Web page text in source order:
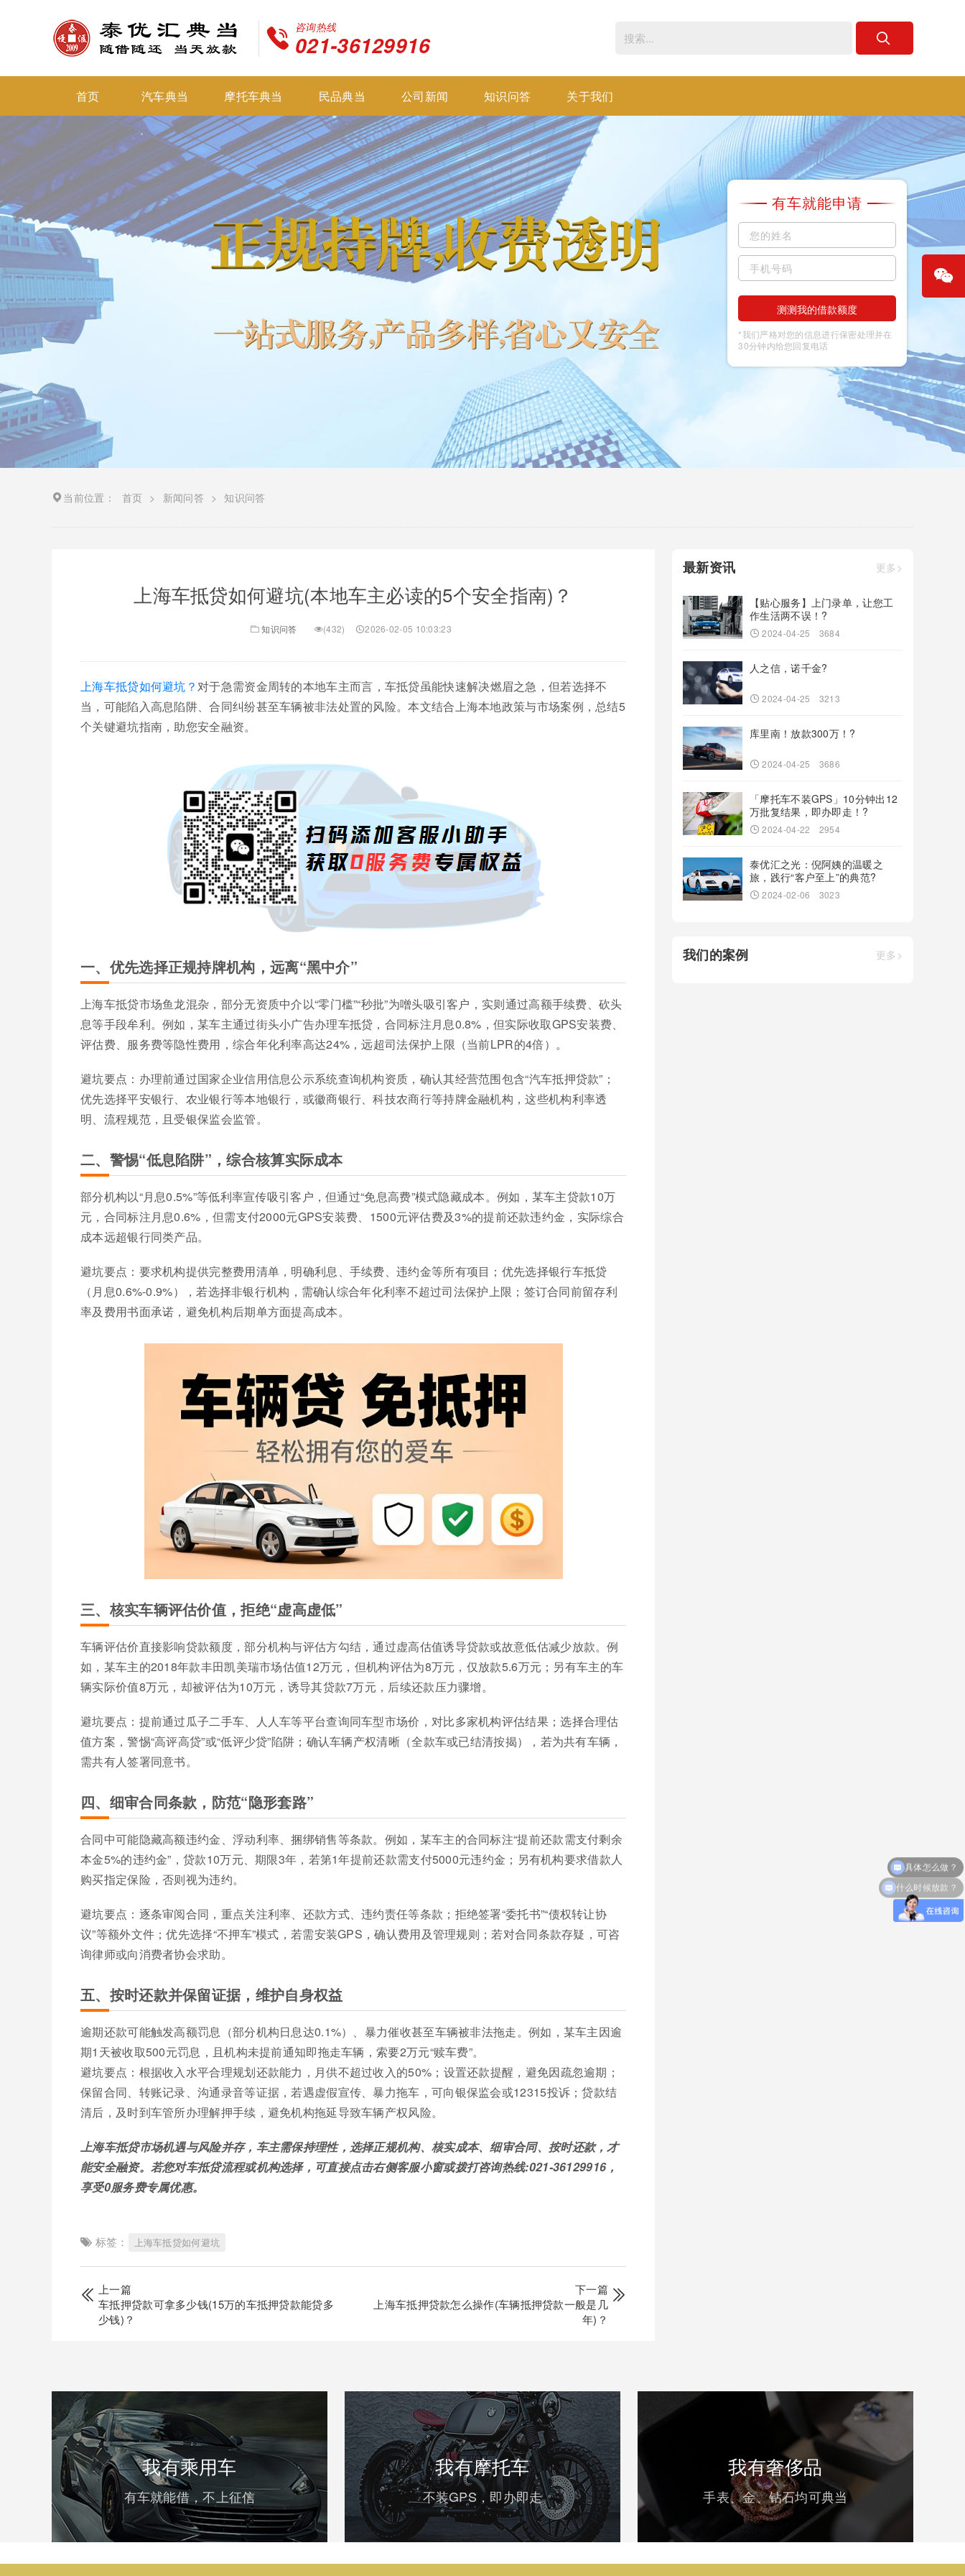
咨询热线
021-36129916
首页 汽车典当 摩托车典当 民品典当 公司新闻 知识问答 关于我们
有车就能申请
测测我的借款额度
*我们严格对您的信息进行保密处理并在
30分钟内给您回复电话
当前位置： 首页 > 新闻问答 > 知识问答
上海车抵贷如何避坑(本地车主必读的5个安全指南)？
知识问答 (432) 2026-02-05 10:03:23
上海车抵贷如何避坑？对于急需资金周转的本地车主而言，车抵贷虽能快速解决燃眉之急，但若选择不
当，可能陷入高息陷阱、合同纠纷甚至车辆被非法处置的风险。本文结合上海本地政策与市场案例，总结5
个关键避坑指南，助您安全融资。
一、优先选择正规持牌机构，远离“黑中介”
上海车抵贷市场鱼龙混杂，部分无资质中介以“零门槛”“秒批”为噌头吸引客户，实则通过高额手续费、砍头
息等手段牟利。例如，某车主通过街头小广告办理车抵贷，合同标注月息0.8%，但实际收取GPS安装费、
评估费、服务费等隐性费用，综合年化利率高达24%，远超司法保护上限（当前LPR的4倍）。
避坑要点：办理前通过国家企业信用信息公示系统查询机构资质，确认其经营范围包含“汽车抵押贷款”；
优先选择平安银行、农业银行等本地银行，或徽商银行、科技农商行等持牌金融机构，这些机构利率透
明、流程规范，且受银保监会监管。
二、警惕“低息陷阱”，综合核算实际成本
部分机构以“月息0.5%”等低利率宣传吸引客户，但通过“免息高费”模式隐藏成本。例如，某车主贷款10万
元，合同标注月息0.6%，但需支付2000元GPS安装费、1500元评估费及3%的提前还款违约金，实际综合
成本远超银行同类产品。
避坑要点：要求机构提供完整费用清单，明确利息、手续费、违约金等所有项目；优先选择银行车抵贷
（月息0.6%-0.9%），若选择非银行机构，需确认综合年化利率不超过司法保护上限；签订合同前留存利
率及费用书面承诺，避免机构后期单方面提高成本。
三、核实车辆评估价值，拒绝“虚高虚低”
车辆评估价直接影响贷款额度，部分机构与评估方勾结，通过虚高估值诱导贷款或故意低估减少放款。例
如，某车主的2018年款丰田凯美瑞市场估值12万元，但机构评估为8万元，仅放款5.6万元；另有车主的车
辆实际价值8万元，却被评估为10万元，诱导其贷款7万元，后续还款压力骤增。
避坑要点：提前通过瓜子二手车、人人车等平台查询同车型市场价，对比多家机构评估结果；选择合理估
值方案，警惕“高评高贷”或“低评少贷”陷阱；确认车辆产权清晰（全款车或已结清按揭），若为共有车辆，
需共有人签署同意书。
四、细审合同条款，防范“隐形套路”
合同中可能隐藏高额违约金、浮动利率、捆绑销售等条款。例如，某车主的合同标注“提前还款需支付剩余
本金5%的违约金”，贷款10万元、期限3年，若第1年提前还款需支付5000元违约金；另有机构要求借款人
购买指定保险，否则视为违约。
避坑要点：逐条审阅合同，重点关注利率、还款方式、违约责任等条款；拒绝签署“委托书”“债权转让协
议”等额外文件；优先选择“不押车”模式，若需安装GPS，确认费用及管理规则；若对合同条款存疑，可咨
询律师或向消费者协会求助。
五、按时还款并保留证据，维护自身权益
逾期还款可能触发高额罚息（部分机构日息达0.1%）、暴力催收甚至车辆被非法拖走。例如，某车主因逾
期1天被收取500元罚息，且机构未提前通知即拖走车辆，索要2万元“赎车费”。
避坑要点：根据收入水平合理规划还款能力，月供不超过收入的50%；设置还款提醒，避免因疏忽逾期；
保留合同、转账记录、沟通录音等证据，若遇虚假宣传、暴力拖车，可向银保监会或12315投诉；贷款结
清后，及时到车管所办理解押手续，避免机构拖延导致车辆产权风险。
上海车抵贷市场机遇与风险并存，车主需保持理性，选择正规机构、核实成本、细审合同、按时还款，才
能安全融资。若您对车抵贷流程或机构选择，可直接点击右侧客服小窗或拨打咨询热线:021-36129916，
享受0服务费专属优惠。
标签： 上海车抵贷如何避坑
上一篇
车抵押贷款可拿多少钱(15万的车抵押贷款能贷多
少钱)？
下一篇
上海车抵押贷款怎么操作(车辆抵押贷款一般是几
年)？
最新资讯 更多>
【贴心服务】上门录单，让您工
作生活两不误！?
2024-04-25 3684
人之信，诺千金?
2024-04-25 3213
库里南！放款300万！?
2024-04-25 3686
「摩托车不装GPS」10分钟出12
万批复结果，即办即走！?
2024-04-22 2954
泰优汇之光：倪阿姨的温暖之
旅，践行“客户至上”的典范?
2024-02-06 3023
我们的案例 更多>
我有乘用车
有车就能借，不上征信
我有摩托车
不装GPS，即办即走
我有奢侈品
手表、金、钻石均可典当
什么时候放款？